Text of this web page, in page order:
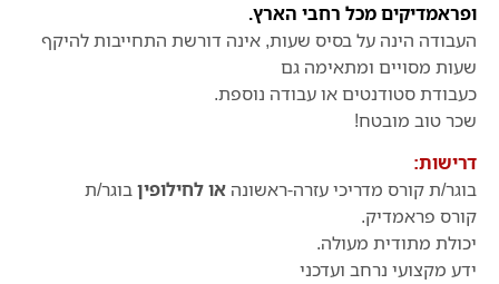
ופראמדיקים מכל רחבי הארץ.
העבודה הינה על בסיס שעות, אינה דורשת התחייבות להיקף
שעות מסויים ומתאימה גם
כעבודת סטודנטים או עבודה נוספת.
שכר טוב מובטח!
דרישות:
בוגר/ת קורס מדריכי עזרה-ראשונה או לחילופיןבוגר/ת
קורס פראמדיק.
יכולת מתודית מעולה.
ידע מקצועי נרחב ועדכני